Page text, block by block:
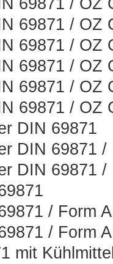
69871 / OZ
69871 / OZ
69871 / OZ
69871 / OZ
69871 / OZ
69871 / OZ
DIN 69871
DIN 69871
DIN 69871
/ Form
/ Form
mit